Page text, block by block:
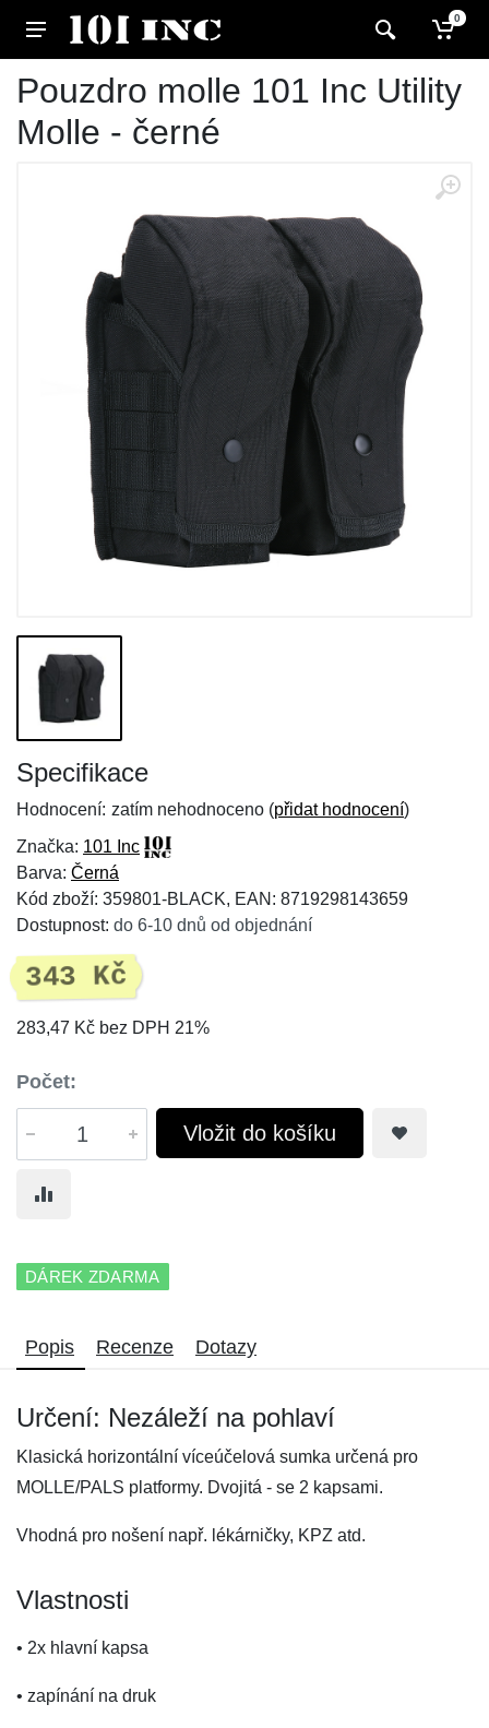
0
Pouzdro molle 101 Inc Utility
Molle - černé
Specifikace
Hodnocení: zatím nehodnoceno (přidat hodnocení)
Značka: 101 Inc
Barva: Černá
Kód zboží: 359801-BLACK, EAN: 8719298143659
Dostupnost: do 6-10 dnů od objednání
343 Kč
283,47 Kč bez DPH 21%
Počet:
Vložit do košíku
DÁREK ZDARMA
Popis Recenze Dotazy
Určení: Nezáleží na pohlaví
Klasická horizontální víceúčelová sumka určená pro
MOLLE/PALS platformy. Dvojitá - se 2 kapsami.
Vhodná pro nošení např. lékárničky, KPZ atd.
Vlastnosti
• 2x hlavní kapsa
• zapínání na druk